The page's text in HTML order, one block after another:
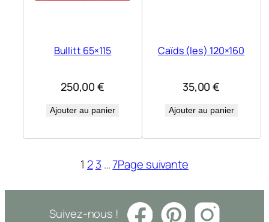
Bullitt 65×115
250,00€
Ajouter au panier
Caïds (les) 120×160
35,00€
Ajouter au panier
1 2 3 …7Page suivante
Suivez-nous !